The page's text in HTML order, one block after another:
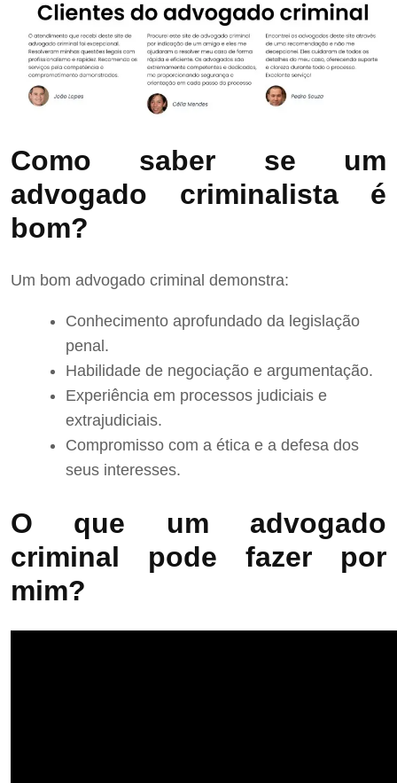
Como saber se um
advogado criminalista é
bom?
Um bom advogado criminal demonstra:
Conhecimento aprofundado da legislação
penal.
Habilidade de negociação e argumentação.
Experiência em processos judiciais e
extrajudiciais.
Compromisso com a ética e a defesa dos
seus interesses.
O que um advogado
criminal pode fazer por
mim?